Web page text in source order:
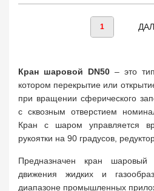
1
Кран шаровой DN50 – это
котором перекрытие или
при вращении сферического
с сквозным отверстием
Кран с шаром управляется
рукоятки на 90 градусов,
Предназначен кран
движения жидких и
диапазоне промышленных